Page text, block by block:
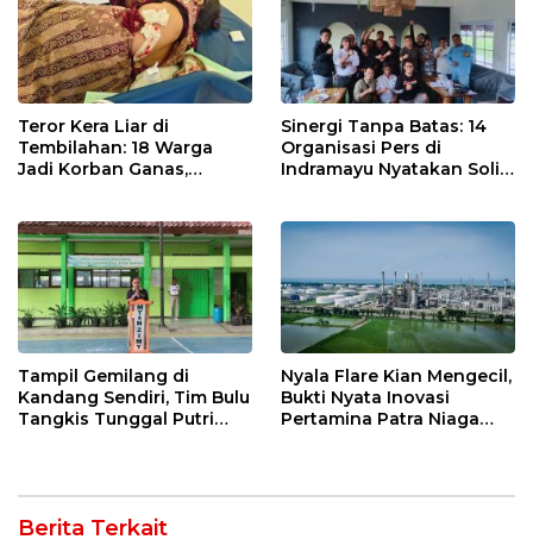
Teror Kera Liar di
Tembilahan: 18 Warga
Jadi Korban Ganas,
Sinergi Tanpa Batas: 14
Organisasi Pers di
Indramayu Nyatakan Solid
Tampil Gemilang di
Kandang Sendiri, Tim Bulu
Tangkis Tunggal Putri
Nyala Flare Kian Mengecil,
Bukti Nyata Inovasi
Pertamina Patra Niaga
Berita Terkait